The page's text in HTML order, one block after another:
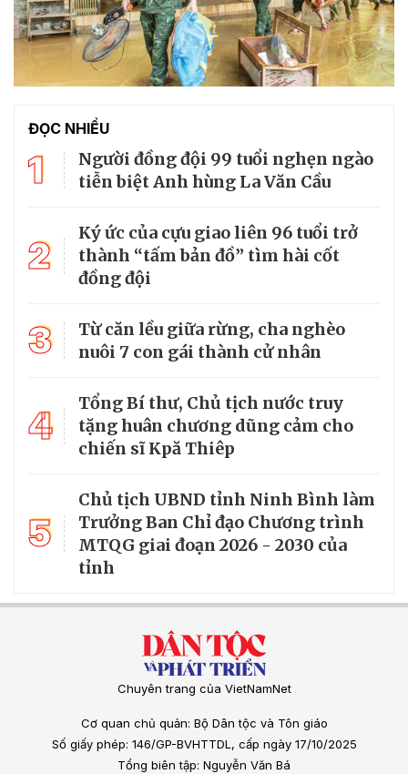
ĐỌC NHIỀU
1
Người đồng đội 99 tuổi nghẹn ngào
tiễn biệt Anh hùng La Văn Cầu
2
Ký ức của cựu giao liên 96 tuổi trở
thành “tấm bản đồ” tìm hài cốt
đồng đội
3
Từ căn lều giữa rừng, cha nghèo
nuôi 7 con gái thành cử nhân
4
Tổng Bí thư, Chủ tịch nước truy
tặng huân chương dũng cảm cho
chiến sĩ Kpă Thiêp
5
Chủ tịch UBND tỉnh Ninh Bình làm
Trưởng Ban Chỉ đạo Chương trình
MTQG giai đoạn 2026 - 2030 của
tỉnh
Chuyên trang của VietNamNet
Cơ quan chủ quản: Bộ Dân tộc và Tôn giáo
Số giấy phép: 146/GP-BVHTTDL, cấp ngày 17/10/2025
Tổng biên tập: Nguyễn Văn Bá